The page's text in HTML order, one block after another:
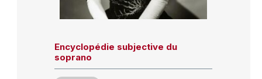
Encyclopédie subjective du
soprano